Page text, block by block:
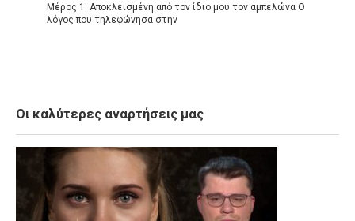
Μέρος 1: Αποκλεισμένη από τον ίδιο μου τον αμπελώνα Ο
λόγος που τηλεφώνησα στην
Οι καλύτερες αναρτήσεις μας